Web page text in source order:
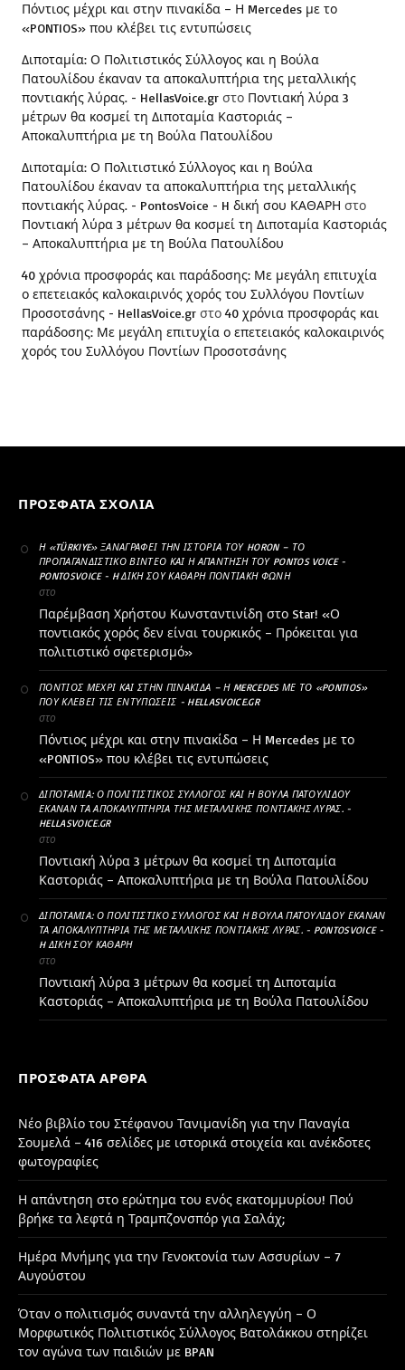
Πόντιος μέχρι και στην πινακίδα – Η Mercedes με το
«PONTIOS» που κλέβει τις εντυπώσεις
Διποταμία: Ο Πολιτιστικός Σύλλογος και η Βούλα
Πατουλίδου έκαναν τα αποκαλυπτήρια της μεταλλικής
ποντιακής λύρας. - HellasVoice.gr στο Ποντιακή λύρα 3
μέτρων θα κοσμεί τη Διποταμία Καστοριάς –
Αποκαλυπτήρια με τη Βούλα Πατουλίδου
Διποταμία: Ο Πολιτιστικό Σύλλογος και η Βούλα
Πατουλίδου έκαναν τα αποκαλυπτήρια της μεταλλικής
ποντιακής λύρας. - PontosVoice - H δική σου ΚΑΘΑΡΗ στο
Ποντιακή λύρα 3 μέτρων θα κοσμεί τη Διποταμία Καστοριάς
– Αποκαλυπτήρια με τη Βούλα Πατουλίδου
40 χρόνια προσφοράς και παράδοσης: Με μεγάλη επιτυχία
ο επετειακός καλοκαιρινός χορός του Συλλόγου Ποντίων
Προσοτσάνης - HellasVoice.gr στο 40 χρόνια προσφοράς και
παράδοσης: Με μεγάλη επιτυχία ο επετειακός καλοκαιρινός
χορός του Συλλόγου Ποντίων Προσοτσάνης
ΠΡΌΣΦΑΤΑ ΣΧΌΛΙΑ
Η «TÜRKIYE» ΞΑΝΑΓΡΆΦΕΙ ΤΗΝ ΙΣΤΟΡΊΑ ΤΟΥ HORON – ΤΟ
ΠΡΟΠΑΓΑΝΔΙΣΤΙΚΌ ΒΊΝΤΕΟ ΚΑΙ Η ΑΠΆΝΤΗΣΗ ΤΟΥ PONTOS VOICE -
PONTOSVOICE - H ΔΙΚΉ ΣΟΥ ΚΑΘΑΡΗ ΠΟΝΤΙΑΚΉ ΦΩΝΉ
στο
Παρέμβαση Χρήστου Κωνσταντινίδη στο Star! «Ο
ποντιακός χορός δεν είναι τουρκικός – Πρόκειται για
πολιτιστικό σφετερισμό»
ΠΌΝΤΙΟΣ ΜΈΧΡΙ ΚΑΙ ΣΤΗΝ ΠΙΝΑΚΊΔΑ – Η MERCEDES ΜΕ ΤΟ «PONTIOS»
ΠΟΥ ΚΛΈΒΕΙ ΤΙΣ ΕΝΤΥΠΏΣΕΙΣ - HELLASVOICE.GR
στο
Πόντιος μέχρι και στην πινακίδα – Η Mercedes με το
«PONTIOS» που κλέβει τις εντυπώσεις
ΔΙΠΟΤΑΜΊΑ: Ο ΠΟΛΙΤΙΣΤΙΚΌΣ ΣΎΛΛΟΓΟΣ ΚΑΙ Η ΒΟΎΛΑ ΠΑΤΟΥΛΊΔΟΥ
ΈΚΑΝΑΝ ΤΑ ΑΠΟΚΑΛΥΠΤΉΡΙΑ ΤΗΣ ΜΕΤΑΛΛΙΚΉΣ ΠΟΝΤΙΑΚΉΣ ΛΎΡΑΣ. -
HELLASVOICE.GR
στο
Ποντιακή λύρα 3 μέτρων θα κοσμεί τη Διποταμία
Καστοριάς – Αποκαλυπτήρια με τη Βούλα Πατουλίδου
ΔΙΠΟΤΑΜΊΑ: Ο ΠΟΛΙΤΙΣΤΙΚΌ ΣΎΛΛΟΓΟΣ ΚΑΙ Η ΒΟΎΛΑ ΠΑΤΟΥΛΊΔΟΥ ΈΚΑΝΑΝ
ΤΑ ΑΠΟΚΑΛΥΠΤΉΡΙΑ ΤΗΣ ΜΕΤΑΛΛΙΚΉΣ ΠΟΝΤΙΑΚΉΣ ΛΎΡΑΣ. - PONTOSVOICE -
H ΔΙΚΉ ΣΟΥ ΚΑΘΑΡΗ
στο
Ποντιακή λύρα 3 μέτρων θα κοσμεί τη Διποταμία
Καστοριάς – Αποκαλυπτήρια με τη Βούλα Πατουλίδου
ΠΡΌΣΦΑΤΑ ΆΡΘΡΑ
Νέο βιβλίο του Στέφανου Τανιμανίδη για την Παναγία
Σουμελά – 416 σελίδες με ιστορικά στοιχεία και ανέκδοτες
φωτογραφίες
Η απάντηση στο ερώτημα του ενός εκατομμυρίου! Πού
βρήκε τα λεφτά η Τραμπζονσπόρ για Σαλάχ;
Ημέρα Μνήμης για την Γενοκτονία των Ασσυρίων – 7
Αυγούστου
Όταν ο πολιτισμός συναντά την αλληλεγγύη – Ο
Μορφωτικός Πολιτιστικός Σύλλογος Βατολάκκου στηρίζει
τον αγώνα των παιδιών με BPAN